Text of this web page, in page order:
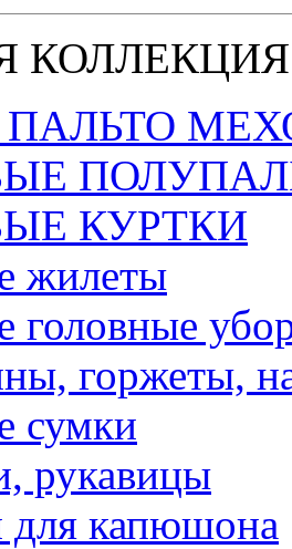
КОЛЛЕКЦИЯ
КУРТКИ
жилеты
головные
горжеты,
сумки
рукавицы
капюшона